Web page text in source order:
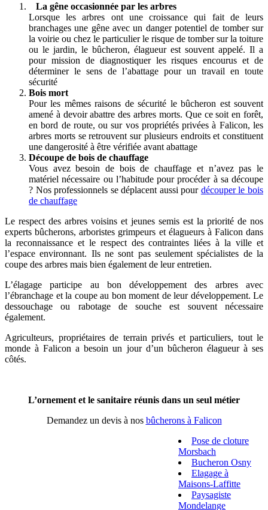
La gêne occasionnée par les arbres
Lorsque les arbres ont une croissance qui fait de leurs
branchages une gêne avec un danger potentiel de tomber sur
la voirie ou chez le particulier le risque de tomber sur la toiture
ou le jardin, le bûcheron, élagueur est souvent appelé. Il a
pour mission de diagnostiquer les risques encourus et de
déterminer le sens de l’abattage pour un travail en toute
sécurité
Bois mort
Pour les mêmes raisons de sécurité le bûcheron est souvent
amené à devoir abattre des arbres morts. Que ce soit en forêt,
en bord de route, ou sur vos propriétés privées à Falicon, les
arbres morts se retrouvent sur plusieurs endroits et constituent
une dangerosité à être vérifiée avant abattage
Découpe de bois de chauffage
Vous avez besoin de bois de chauffage et n’avez pas le
matériel nécessaire ou l’habitude pour procéder à sa découpe
? Nos professionnels se déplacent aussi pour découper le bois
de chauffage
Le respect des arbres voisins et jeunes semis est la priorité de nos
experts bûcherons, arboristes grimpeurs et élagueurs à Falicon dans
la reconnaissance et le respect des contraintes liées à la ville et
l’espace environnant. Ils ne sont pas seulement spécialistes de la
coupe des arbres mais bien également de leur entretien.
L’élagage participe au bon développement des arbres avec
l’ébranchage et la coupe au bon moment de leur développement. Le
dessouchage ou rabotage de souche est souvent nécessaire
également.
Agriculteurs, propriétaires de terrain privés et particuliers, tout le
monde à Falicon a besoin un jour d’un bûcheron élagueur à ses
côtés.
L’ornement et le sanitaire réunis dans un seul métier
Demandez un devis à nos bûcherons à Falicon
Pose de cloture
Morsbach
Bucheron Osny
Elagage à
Maisons-Laffitte
Paysagiste
Mondelange